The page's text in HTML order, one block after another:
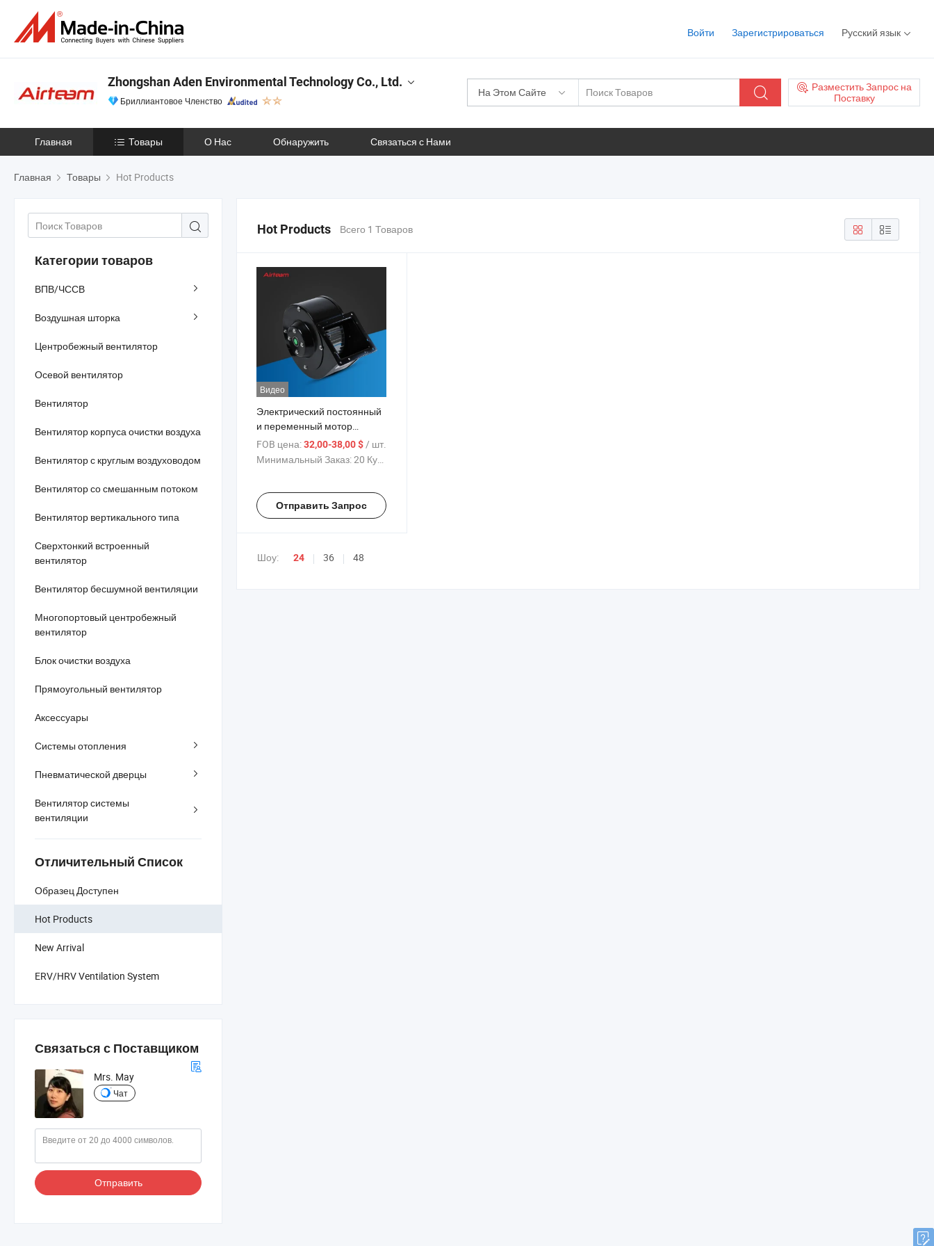
Войти Зарегистрироваться Русский язык
На Этом Сайте
Разместить Запрос на
Поставку
Zhongshan Aden Environmental Technology Co., Ltd.
Бриллиантовое Членство
Главная Товары О Нас Обнаружить Связаться с Нами
Главная Товары Hot Products
Категории товаров
ВПВ/ЧССВ
Воздушная шторка
Центробежный вентилятор
Осевой вентилятор
Вентилятор
Вентилятор корпуса очистки воздуха
Вентилятор с круглым воздуховодом
Вентилятор со смешанным потоком
Вентилятор вертикального типа
Сверхтонкий встроенный
вентилятор
Вентилятор бесшумной вентиляции
Многопортовый центробежный
вентилятор
Блок очистки воздуха
Прямоугольный вентилятор
Аксессуары
Системы отопления
Пневматической дверцы
Вентилятор системы
вентиляции
Отличительный Список
Образец Доступен
Hot Products
New Arrival
ERV/HRV Ventilation System
Связаться с Поставщиком
Mrs. May
Чат
Отправить
Hot Products Всего 1 Товаров
Видео
Электрический постоянный
и переменный мотор
высокого качества,
импеллер, одноканальный
FOB цена:32,00-38,00 $/ шт.
Минимальный Заказ:20 Куски
Отправить Запрос
Шоу: 24 36 48